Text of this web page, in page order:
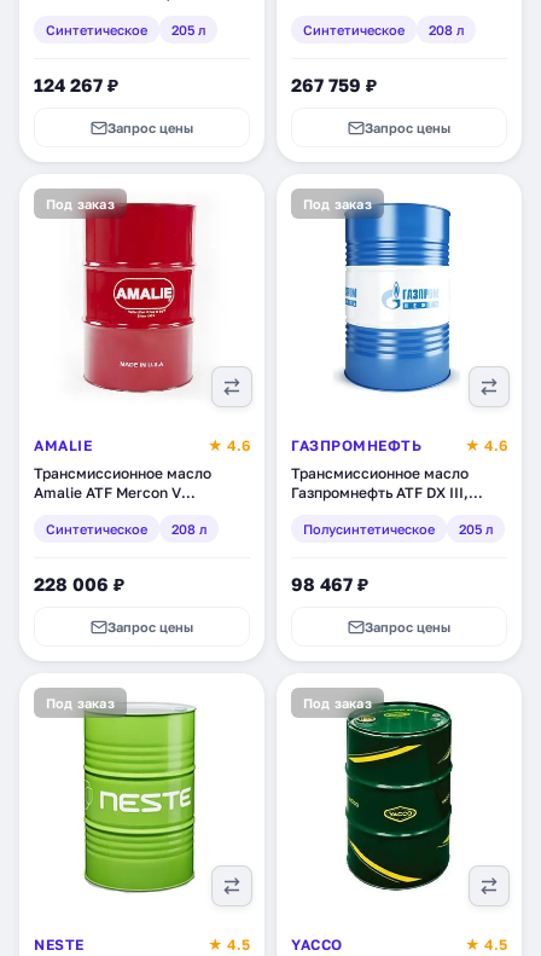
(8306167)
Синтетическое 205 л
124 267 ₽
Запрос цены
208 л (160-72863-05)
Синтетическое 208 л
267 759 ₽
Запрос цены
Под заказ
AMALIE
★ 4.6
Трансмиссионное масло
Amalie ATF Mercon V
208 л (160-62853-05)
Синтетическое 208 л
228 006 ₽
Запрос цены
Под заказ
ГАЗПРОМНЕФТЬ
★ 4.6
Трансмиссионное масло
Газпромнефть ATF DX III,
(253651857)
Полусинтетическое 205 л
98 467 ₽
Запрос цены
Под заказ
NESTE
★ 4.5
Под заказ
YACCO
★ 4.5